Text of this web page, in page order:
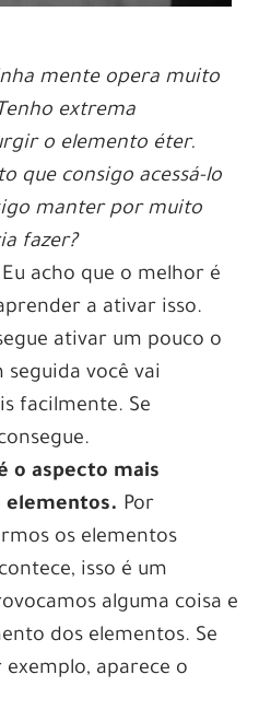
mente opera muito
extrema
o elemento éter.
que consigo acessá-lo
manter por muito
fazer?
Eu acho que o melhor é
a ativar isso.
ativar um pouco o
você vai
facilmente. Se
o aspecto mais
elementos. Por
os elementos
isso é um
alguma coisa e
dos elementos. Se
aparece o